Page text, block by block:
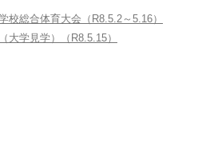
校総合体育大会（R8.5.2～5.16）
学見学）（R8.5.15）